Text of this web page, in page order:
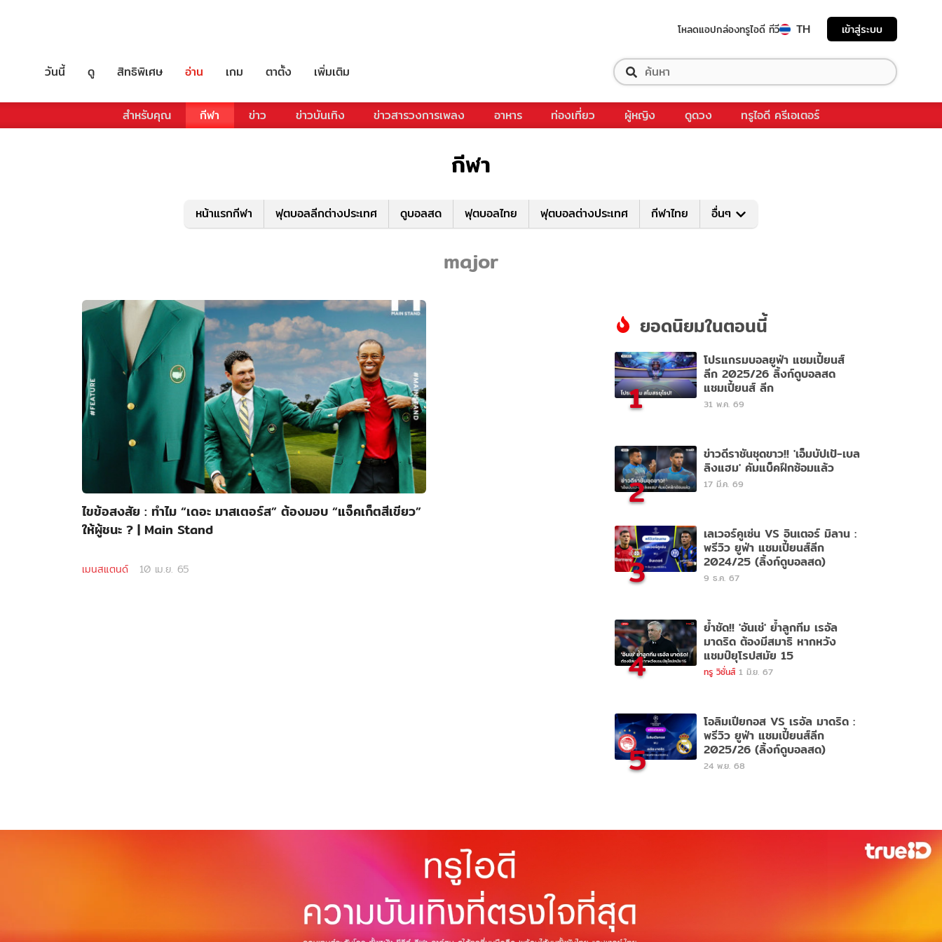
โหลดแอปกล่องทรูไอดี ทีวี TH เข้าสู่ระบบ
วันนี้ ดู สิทธิพิเศษ อ่าน เกม ตาตั้ง เพิ่มเติม
สำหรับคุณ กีฬา ข่าว ข่าวบันเทิง ข่าวสารวงการเพลง อาหาร ท่องเที่ยว ผู้หญิง ดูดวง ทรูไอดี ครีเอเตอร์
กีฬา
หน้าแรกกีฬา ฟุตบอลลีกต่างประเทศ ดูบอลสด ฟุตบอลไทย ฟุตบอลต่างประเทศ กีฬาไทย อื่นๆ
major
ไขข้อสงสัย : ทำไม “เดอะ มาสเตอร์ส” ต้องมอบ “แจ็คเก็ตสีเขียว”
ให้ผู้ชนะ ? | Main Stand
เมนสแตนด์ 10 เม.ย. 65
ยอดนิยมในตอนนี้
1
โปรแกรมบอลยูฟ่า แชมเปี้ยนส์
ลีก 2025/26 ลิ้งก์ดูบอลสด
แชมเปี้ยนส์ ลีก
31 พ.ค. 69
2
ข่าวดีราชันชุดขาว!! 'เอ็มบัปเป้-เบล
ลิงแฮม' คัมแบ็คฝึกซ้อมแล้ว
17 มี.ค. 69
3
เลเวอร์คูเซ่น VS อินเตอร์ มิลาน :
พรีวิว ยูฟ่า แชมเปี้ยนส์ลีก
2024/25 (ลิ้งก์ดูบอลสด)
9 ธ.ค. 67
4
ย้ำชัด!! 'อันเช่' ย้ำลูกทีม เรอัล
มาดริด ต้องมีสมาธิ หากหวัง
แชมป์ยุโรปสมัย 15
ทรู วิชั่นส์ 1 มิ.ย. 67
5
โอลิมเปียกอส VS เรอัล มาดริด :
พรีวิว ยูฟ่า แชมเปี้ยนส์ลีก
2025/26 (ลิ้งก์ดูบอลสด)
24 พ.ย. 68